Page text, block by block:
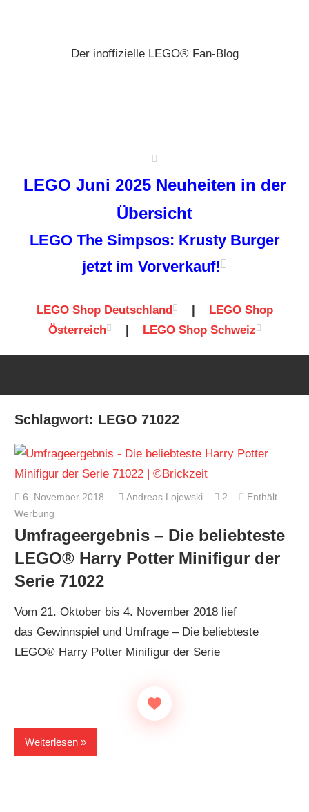
Der inoffizielle LEGO® Fan-Blog
LEGO Juni 2025 Neuheiten in der
Übersicht
LEGO The Simpsos: Krusty Burger
jetzt im Vorverkauf!
LEGO Shop Deutschland | LEGO Shop
Österreich
| LEGO Shop Schweiz
Schlagwort: LEGO 71022
6. November 2018 Andreas Lojewski 2
Enthält
Werbung
Umfrageergebnis – Die beliebteste
LEGO® Harry Potter Minifigur der
Serie 71022
Vom 21. Oktober bis 4. November 2018 lief
das Gewinnspiel und Umfrage – Die beliebteste
LEGO® Harry Potter Minifigur der Serie
Weiterlesen